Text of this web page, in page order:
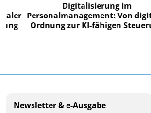
Digitalisierung im
Personalmanagement: Von digitaler
Ordnung zur KI-fähigen Steuerung
Newsletter & e-Ausgabe